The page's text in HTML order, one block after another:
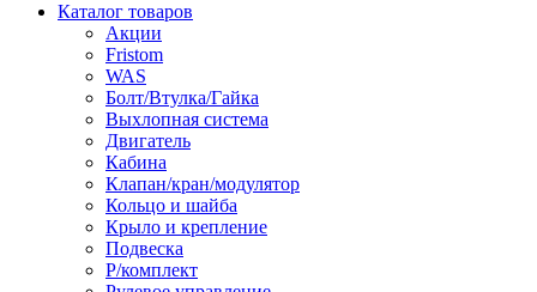
Каталог товаров
Акции
Fristom
WAS
Болт/Втулка/Гайка
Выхлопная система
Двигатель
Кабина
Клапан/кран/модулятор
Кольцо и шайба
Крыло и крепление
Подвеска
Р/комплект